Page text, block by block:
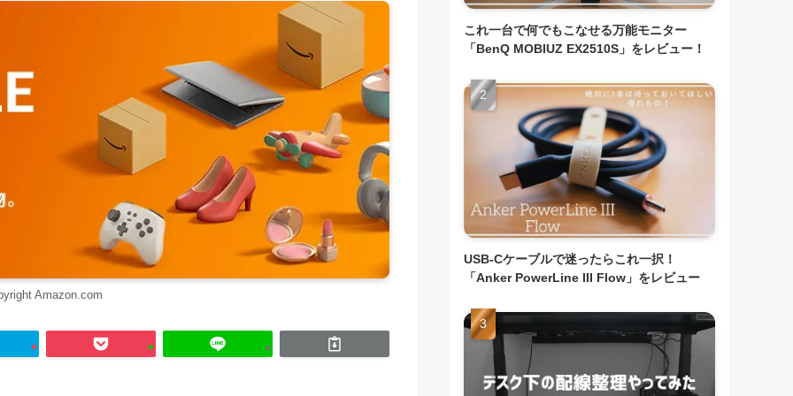
Amazon.com
これ一台で何でもこなせる万能モニター
「BenQ MOBIUZ EX2510S」をレビュー！
USB-Cケーブルで迷ったらこれ一択！
「Anker PowerLine III Flow」をレビュー